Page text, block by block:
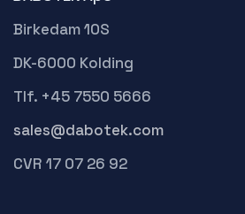
Birkedam 10S
DK-6000 Kolding
Tlf. +45 7550 5666
sales@dabotek.com
CVR 17 07 26 92